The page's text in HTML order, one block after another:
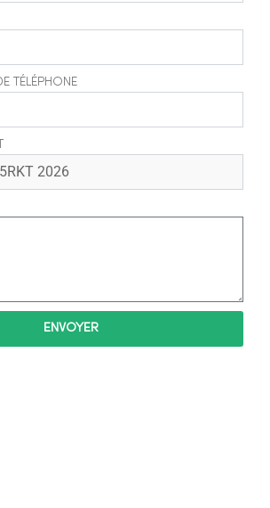
TÉLÉPHONE
ENVOYER